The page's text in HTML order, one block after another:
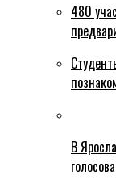
480
В